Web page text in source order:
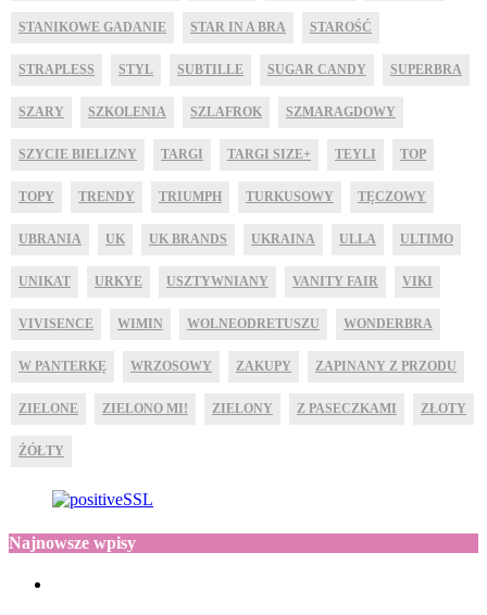
STANIKOWE GADANIE STAR IN A BRA STAROŚĆ
STRAPLESS STYL SUBTILLE SUGAR CANDY SUPERBRA
SZARY SZKOLENIA SZLAFROK SZMARAGDOWY
SZYCIE BIELIZNY TARGI TARGI SIZE+ TEYLI TOP
TOPY TRENDY TRIUMPH TURKUSOWY TĘCZOWY
UBRANIA UK UK BRANDS UKRAINA ULLA ULTIMO
UNIKAT URKYE USZTYWNIANY VANITY FAIR VIKI
VIVISENCE WIMIN WOLNEODRETUSZU WONDERBRA
W PANTERKĘ WRZOSOWY ZAKUPY ZAPINANY Z PRZODU
ZIELONE ZIELONO MI! ZIELONY Z PASECZKAMI ZŁOTY
ŻÓŁTY
Najnowsze wpisy